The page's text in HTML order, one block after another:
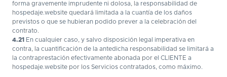
forma gravemente imprudente ni dolosa, la responsabilidad de
hospedaje.website quedará limitada a la cuantía de los daños
previstos o que se hubieran podido prever a la celebración del
contrato.
4.21 En cualquier caso, y salvo disposición legal imperativa en
contra, la cuantificación de la antedicha responsabilidad se limitará a
la contraprestación efectivamente abonada por el CLIENTE a
hospedaje.website por los Servicios contratados, como máximo.